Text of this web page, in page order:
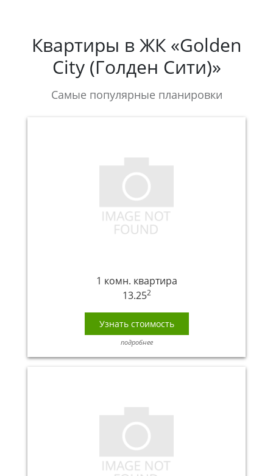
Квартиры в ЖК «Golden
City (Голден Сити)»
Самые популярные планировки
1 комн. квартира
13.252
Узнать стоимость
подробнее